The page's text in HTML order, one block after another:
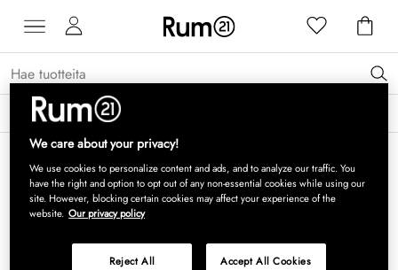
Saat 15 % alennusta Grythyttan Stålmöbler -tuotteista* →
We care about your privacy!
We use cookies to personalize content and ads, and to analyze our traffic. You
have the right and option to opt out of any non-essential cookies while using our
site. However, blocking certain cookies may affect your experience of the
website. Our privacy policy
Reject All Accept All Cookies